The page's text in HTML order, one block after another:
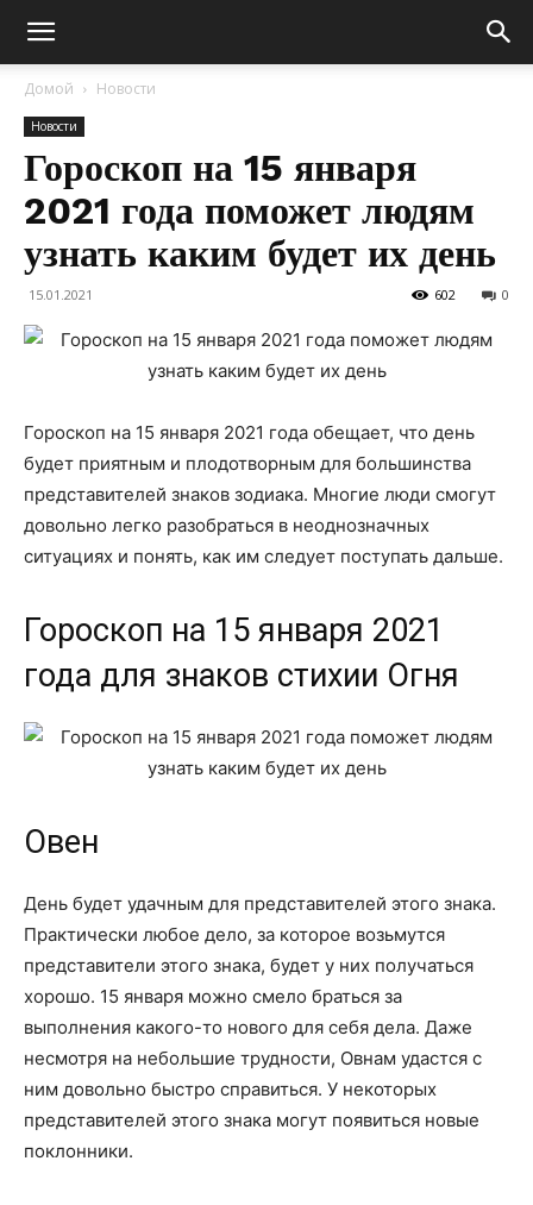
Домой Новости
Новости
Гороскоп на 15 января
2021 года поможет людям
узнать каким будет их день
15.01.2021 0
602
Гороскоп на 15 января 2021 года обещает, что день
будет приятным и плодотворным для большинства
представителей знаков зодиака. Многие люди смогут
довольно легко разобраться в неоднозначных
ситуациях и понять, как им следует поступать дальше.
Гороскоп на 15 января 2021
года для знаков стихии Огня
Овен
День будет удачным для представителей этого знака.
Практически любое дело, за которое возьмутся
представители этого знака, будет у них получаться
хорошо. 15 января можно смело браться за
выполнения какого-то нового для себя дела. Даже
несмотря на небольшие трудности, Овнам удастся с
ним довольно быстро справиться. У некоторых
представителей этого знака могут появиться новые
поклонники.